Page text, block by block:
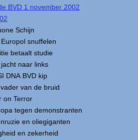
BVD 1 november 2002
Schijn
Europol snuffelen
betaalt studie
naar links
DNA BVD kip
van de bruid
on Terror
tegen demonstranten
en oliegiganten
en zekerheid